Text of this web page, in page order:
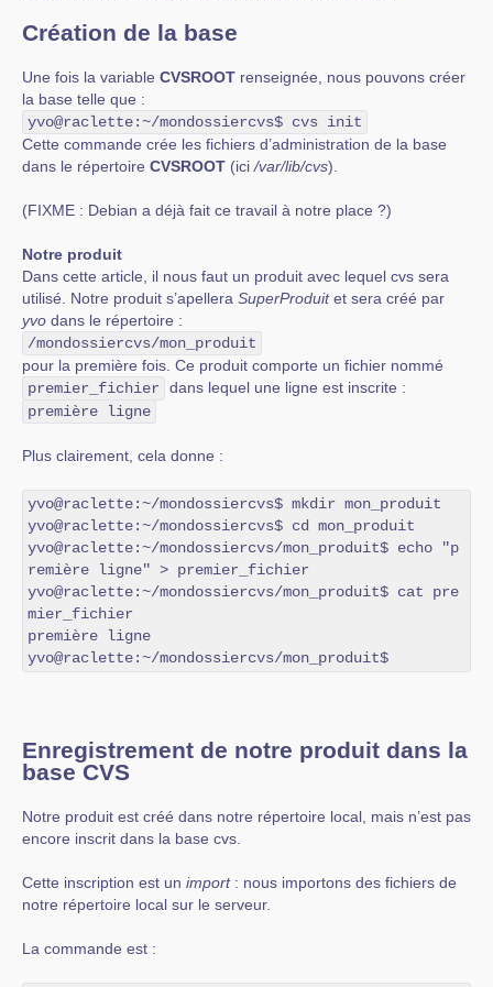
Création de la base
Une fois la variable CVSROOT renseignée, nous pouvons créer
la base telle que :
yvo@raclette:~/mondossiercvs$ cvs init
Cette commande crée les fichiers d’administration de la base
dans le répertoire CVSROOT (ici /var/lib/cvs).
(FIXME : Debian a déjà fait ce travail à notre place ?)
Notre produit
Dans cette article, il nous faut un produit avec lequel cvs sera
utilisé. Notre produit s’apellera SuperProduitet sera créé par
yvo dans le répertoire :
/mondossiercvs/mon_produit
pour la première fois. Ce produit comporte un fichier nommé
premier_fichier
dans lequel une ligne est inscrite :
première ligne
Plus clairement, cela donne :
yvo@raclette:~/mondossiercvs$ mkdir mon_produit
yvo@raclette:~/mondossiercvs$ cd mon_produit
yvo@raclette:~/mondossiercvs/mon_produit$ echo "p
remière ligne" > premier_fichier
yvo@raclette:~/mondossiercvs/mon_produit$ cat pre
mier_fichier
première ligne
yvo@raclette:~/mondossiercvs/mon_produit$
Enregistrement de notre produit dans la
base CVS
Notre produit est créé dans notre répertoire local, mais n’est pas
encore inscrit dans la base cvs.
Cette inscription est un import: nous importons des fichiers de
notre répertoire local sur le serveur.
La commande est :